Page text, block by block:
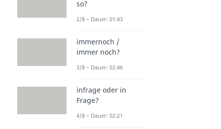
so?
2/8 – Dauer: 01:43
immernoch /
immer noch?
3/8 – Dauer: 02:46
infrage oder in
Frage?
4/8 – Dauer: 02:21